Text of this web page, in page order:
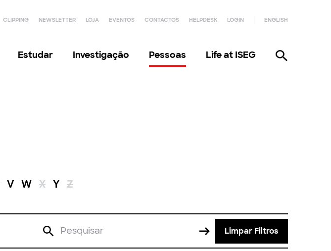
CLIPPING NEWSLETTER LOJA EVENTOS CONTACTOS HELPDESK LOGIN ENGLISH
Estudar Investigação Pessoas Life at ISEG
V W X Y Z
Limpar Filtros